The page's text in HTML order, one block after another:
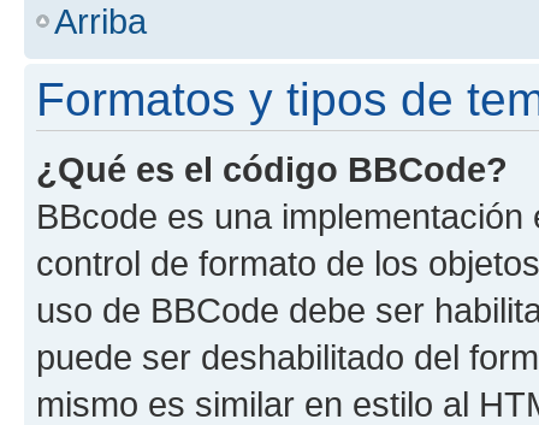
Arriba
Formatos y tipos de
¿Qué es el código BBCode?
BBcode es una
control de formato de los
uso de BBCode debe ser
puede ser deshabilitado del
mismo es similar en estilo al